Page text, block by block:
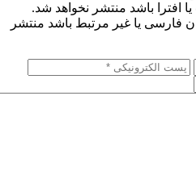
افترا باشد منتشر نخواهد شد.
فارسی یا غیر مرتبط باشد منتشر